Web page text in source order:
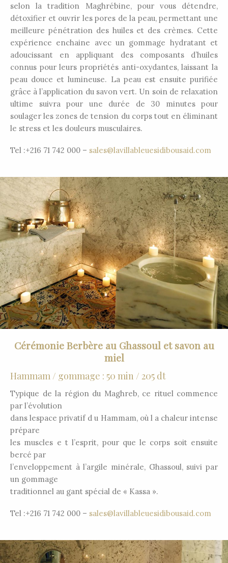
selon la tradition Maghrébine, pour vous détendre,
détoxifier et ouvrir les pores de la peau, permettant une
meilleure pénétration des huiles et des crèmes. Cette
expérience enchaine avec un gommage hydratant et
adoucissant en appliquant des composants d’huiles
connus pour leurs propriétés anti-oxydantes, laissant la
peau douce et lumineuse. La peau est ensuite purifiée
grâce à l’application du savon vert. Un soin de relaxation
ultime suivra pour une durée de 30 minutes pour
soulager les zones de tension du corps tout en éliminant
le stress et les douleurs musculaires.
Tel :+216 71 742 000 – sales@lavillableuesidibousaid.com
Cérémonie Berbère au Ghassoul et savon au
miel
Hammam / gommage : 50 min / 205 dt
Typique de la région du Maghreb, ce rituel commence
par l’évolution
dans lespace privatif d u Hammam, où l a chaleur intense
prépare
les muscles e t l’esprit, pour que le corps soit ensuite
bercé par
l’enveloppement à l’argile minérale, Ghassoul, suivi par
un gommage
traditionnel au gant spécial de « Kassa ».
Tel :+216 71 742 000 – sales@lavillableuesidibousaid.com